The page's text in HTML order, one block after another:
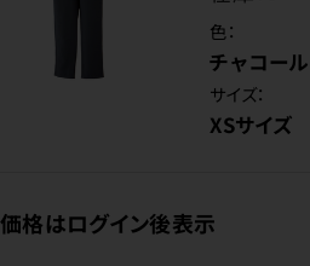
色：
チャコール
サイズ：
XSサイズ
価格はログイン後表示